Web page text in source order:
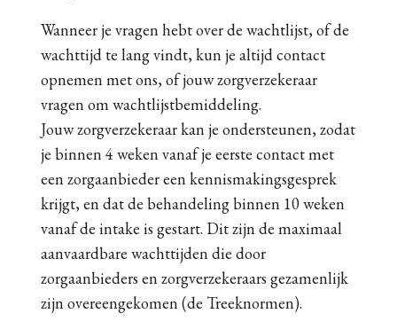
Wanneer je vragen hebt over de wachtlijst, of de
wachttijd te lang vindt, kun je altijd contact
opnemen met ons, of jouw zorgverzekeraar
vragen om wachtlijstbemiddeling.
Jouw zorgverzekeraar kan je ondersteunen, zodat
je binnen 4 weken vanaf je eerste contact met
een zorgaanbieder een kennismakingsgesprek
krijgt, en dat de behandeling binnen 10 weken
vanaf de intake is gestart. Dit zijn de maximaal
aanvaardbare wachttijden die door
zorgaanbieders en zorgverzekeraars gezamenlijk
zijn overeengekomen (de Treeknormen).